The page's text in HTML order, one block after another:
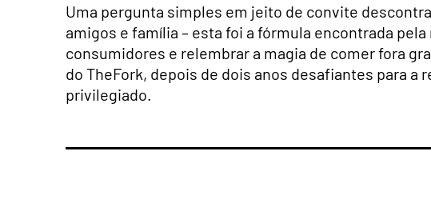
Uma pergunta simples em jeito de convite
amigos e família – esta foi a fórmula encontrada
consumidores e relembrar a magia de comer fora
do TheFork, depois de dois anos desafiantes para a
privilegiado.